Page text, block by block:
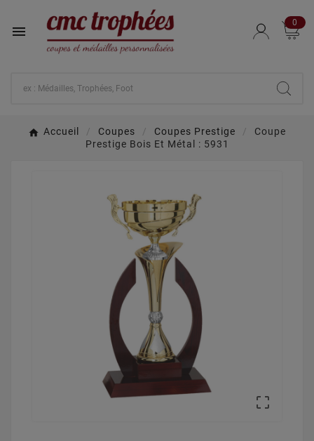

0
Accueil Coupes Coupes Prestige
Coupe
Prestige Bois Et Métal : 5931
